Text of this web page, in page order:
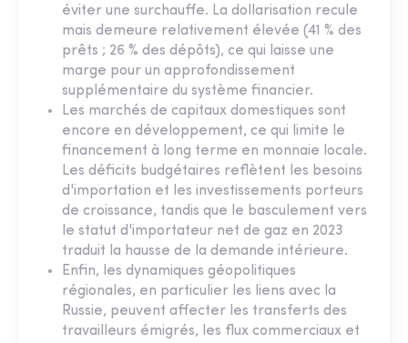
éviter une surchauffe. La dollarisation recule
mais demeure relativement élevée (41 % des
prêts ; 26 % des dépôts), ce qui laisse une
marge pour un approfondissement
supplémentaire du système financier.
Les marchés de capitaux domestiques sont
encore en développement, ce qui limite le
financement à long terme en monnaie locale.
Les déficits budgétaires reflètent les besoins
d'importation et les investissements porteurs
de croissance, tandis que le basculement vers
le statut d'importateur net de gaz en 2023
traduit la hausse de la demande intérieure.
Enfin, les dynamiques géopolitiques
régionales, en particulier les liens avec la
Russie, peuvent affecter les transferts des
travailleurs émigrés, les flux commerciaux et